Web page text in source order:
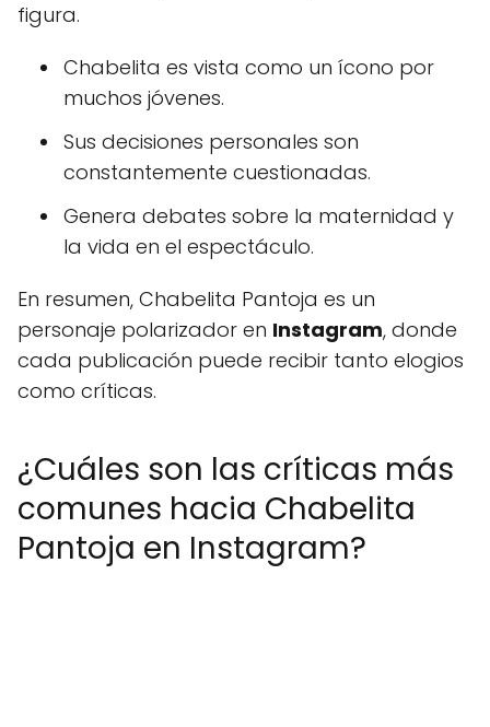
figura.
Chabelita es vista como un ícono por
muchos jóvenes.
Sus decisiones personales son
constantemente cuestionadas.
Genera debates sobre la maternidad y
la vida en el espectáculo.
En resumen, Chabelita Pantoja es un
personaje polarizador en Instagram, donde
cada publicación puede recibir tanto elogios
como críticas.
¿Cuáles son las críticas más
comunes hacia Chabelita
Pantoja en Instagram?